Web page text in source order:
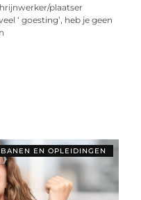
plaatser
‘ goesting’, heb je geen
BANEN EN OPLEIDINGEN